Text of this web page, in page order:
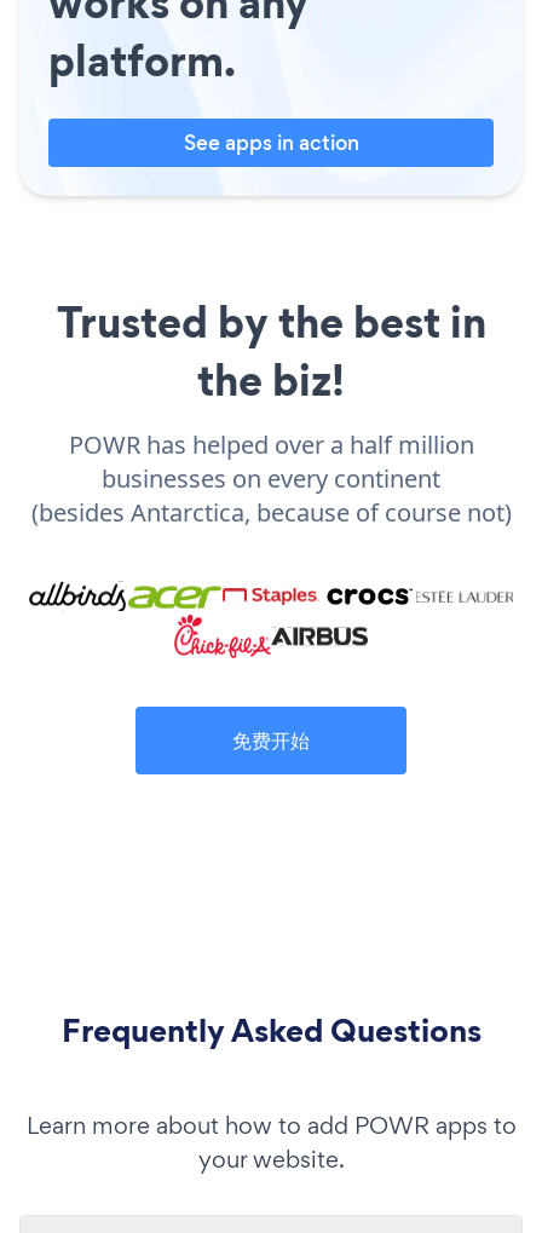
platform.
See apps in action
Trusted by the best in
the biz!
POWR has helped over a half million
businesses on every continent
(besides Antarctica, because of course not)
免费开始
Frequently Asked Questions
Learn more about how to add POWR apps to
your website.